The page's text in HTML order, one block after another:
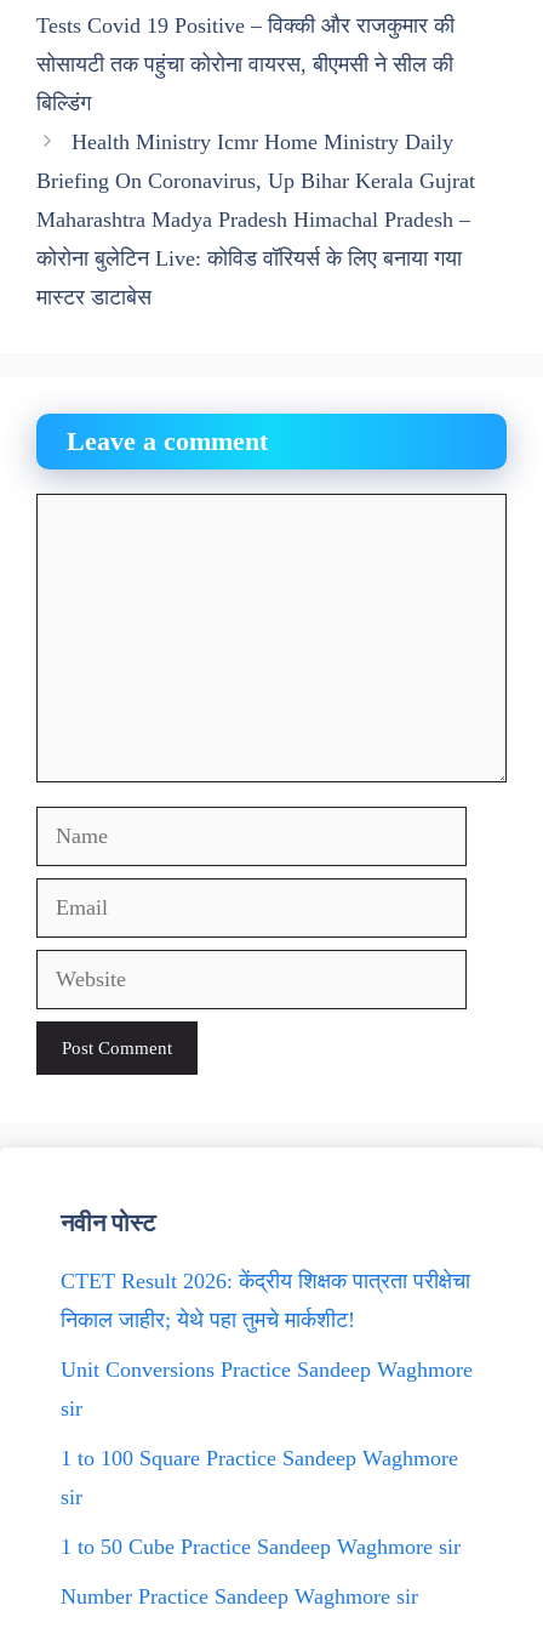
Tests Covid 19 Positive – विक्की और राजकुमार की
सोसायटी तक पहुंचा कोरोना वायरस, बीएमसी ने सील की
बिल्डिंग
Health Ministry Icmr Home Ministry Daily
Briefing On Coronavirus, Up Bihar Kerala Gujrat
Maharashtra Madya Pradesh Himachal Pradesh –
कोरोना बुलेटिन Live: कोविड वॉरियर्स के लिए बनाया गया
मास्टर डाटाबेस
Leave a comment
Name
Email
Website
नवीन पोस्ट
CTET Result 2026: केंद्रीय शिक्षक पात्रता परीक्षेचा
निकाल जाहीर; येथे पहा तुमचे मार्कशीट!
Unit Conversions Practice Sandeep Waghmore
sir
1 to 100 Square Practice Sandeep Waghmore
sir
1 to 50 Cube Practice Sandeep Waghmore sir
Number Practice Sandeep Waghmore sir